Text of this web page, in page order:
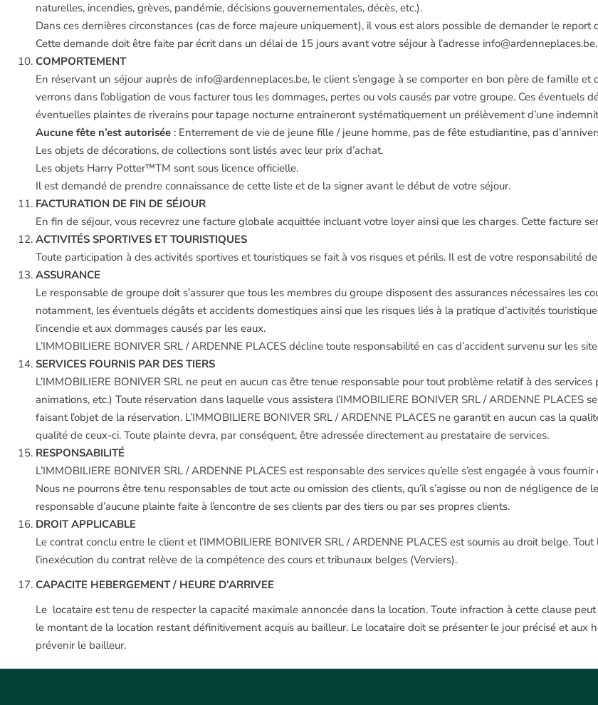
naturelles, incendies, grèves, pandémie, décisions gouvernementales, décès, etc.).
Dans ces dernières circonstances (cas de force majeure uniquement), il vous est alors possible de demander le
Cette demande doit être faite par écrit dans un délai de 15 jours avant votre séjour à l’adresse info@ardenneplaces.be.
COMPORTEMENT
En réservant un séjour auprès de info@ardenneplaces.be, le client s’engage à se comporter en bon père de famille
verrons dans l’obligation de vous facturer tous les dommages, pertes ou vols causés par votre groupe. Ces éventuels
éventuelles plaintes de riverains pour tapage nocturne entraineront systématiquement un prélèvement d’une
Aucune fête n’est autorisée : Enterrement de vie de jeune fille / jeune homme, pas de fête estudiantine, pas
Les objets de décorations, de collections sont listés avec leur prix d’achat.
Les objets Harry Potter™TM sont sous licence officielle.
Il est demandé de prendre connaissance de cette liste et de la signer avant le début de votre séjour.
FACTURATION DE FIN DE SÉJOUR
En fin de séjour, vous recevrez une facture globale acquittée incluant votre loyer ainsi que les charges. Cette facture
ACTIVITÉS SPORTIVES ET TOURISTIQUES
Toute participation à des activités sportives et touristiques se fait à vos risques et périls. Il est de votre responsabilité
ASSURANCE
Le responsable de groupe doit s’assurer que tous les membres du groupe disposent des assurances nécessaires les
notamment, les éventuels dégâts et accidents domestiques ainsi que les risques liés à la pratique d’activités
l’incendie et aux dommages causés par les eaux.
L’IMMOBILIERE BONIVER SRL / ARDENNE PLACES décline toute responsabilité en cas d’accident survenu sur les
SERVICES FOURNIS PAR DES TIERS
L’IMMOBILIERE BONIVER SRL ne peut en aucun cas être tenue responsable pour tout problème relatif à des
animations, etc.) Toute réservation dans laquelle vous assistera l’IMMOBILIERE BONIVER SRL / ARDENNE
faisant l’objet de la réservation. L’IMMOBILIERE BONIVER SRL / ARDENNE PLACES ne garantit en aucun cas la
qualité de ceux-ci. Toute plainte devra, par conséquent, être adressée directement au prestataire de services.
RESPONSABILITÉ
L’IMMOBILIERE BONIVER SRL / ARDENNE PLACES est responsable des services qu’elle s’est engagée à vous
Nous ne pourrons être tenu responsables de tout acte ou omission des clients, qu’il s’agisse ou non de négligence de
responsable d’aucune plainte faite à l’encontre de ses clients par des tiers ou par ses propres clients.
DROIT APPLICABLE
Le contrat conclu entre le client et l’IMMOBILIERE BONIVER SRL / ARDENNE PLACES est soumis au droit belge.
l’inexécution du contrat relève de la compétence des cours et tribunaux belges (Verviers).
CAPACITE HEBERGEMENT / HEURE D’ARRIVEE
Le locataire est tenu de respecter la capacité maximale annoncée dans la location. Toute infraction à cette clause
le montant de la location restant définitivement acquis au bailleur. Le locataire doit se présenter le jour précisé et aux
prévenir le bailleur.